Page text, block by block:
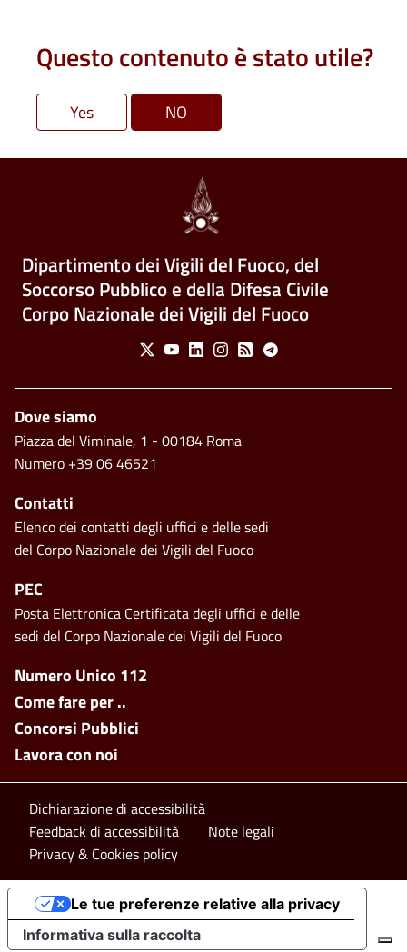
Questo contenuto è stato utile?
Dipartimento dei Vigili del Fuoco, del
Soccorso Pubblico e della Difesa Civile
Corpo Nazionale dei Vigili del Fuoco
Social Menu
X YoutubeLinkedinInstagram
Feed Telegram
Footer side menu
Numero Unico 112
Come fare per ..
Concorsi Pubblici
Lavora con noi
Piè di pagina
Dove siamo
Piazza del Viminale, 1 - 00184 Roma
Numero +39 06 46521
Contatti
Elenco dei contatti degli uffici e delle sedi
del Corpo Nazionale dei Vigili del Fuoco
PEC
Posta Elettronica Certificata degli uffici e delle
sedi del Corpo Nazionale dei Vigili del Fuoco
Footer bottom
Dichiarazione di accessibilità
Feedback di accessibilità
Note legali
Privacy & Cookies policy
Informativa sulla raccolta
Le tue preferenze relative alla privacy